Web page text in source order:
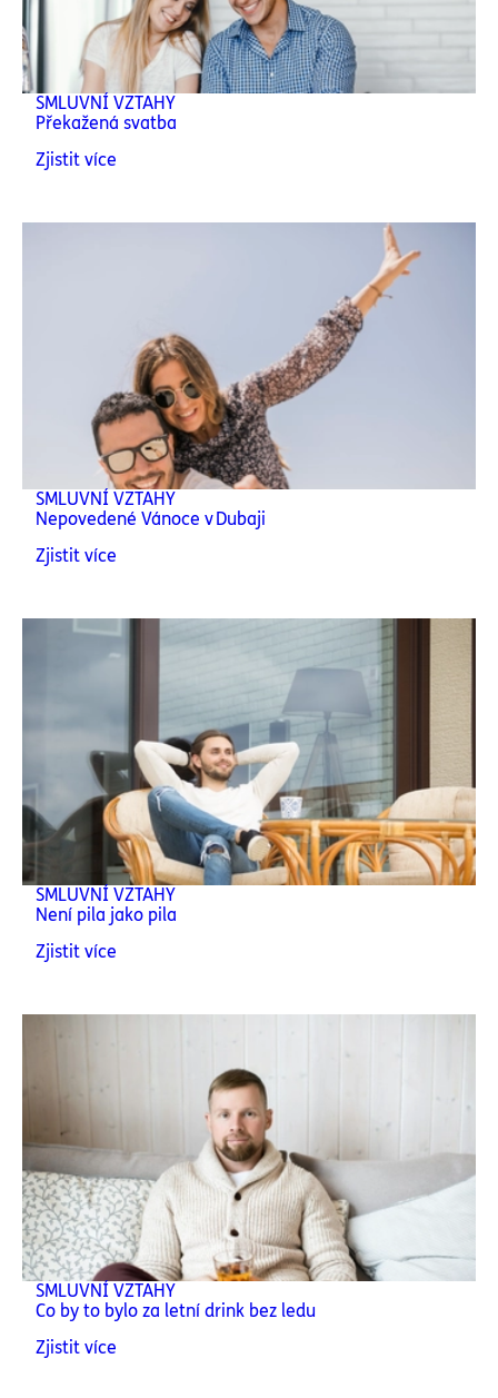
SMLUVNÍ VZTAHY
Překažená svatba
Zjistit více
SMLUVNÍ VZTAHY
Nepovedené Vánoce v Dubaji
Zjistit více
SMLUVNÍ VZTAHY
Není pila jako pila
Zjistit více
SMLUVNÍ VZTAHY
Co by to bylo za letní drink bez ledu
Zjistit více